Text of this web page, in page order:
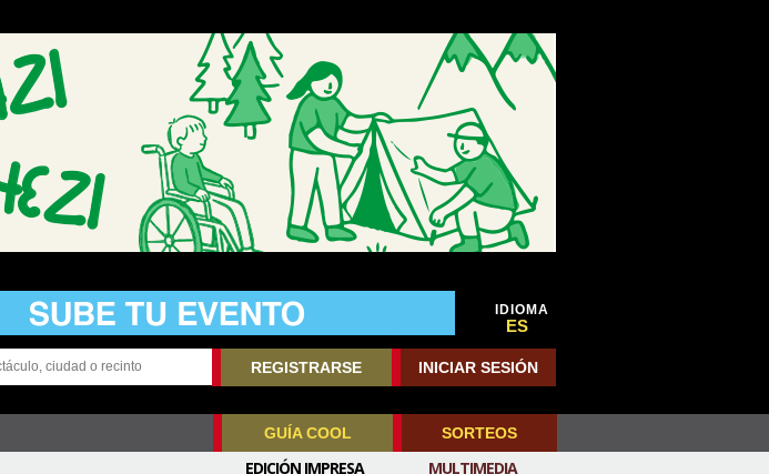
IDIOMA
ES
REGISTRARSE INICIAR SESIÓN
GUÍA COOL SORTEOS
MULTIMEDIA
EDICIÓN IMPRESA